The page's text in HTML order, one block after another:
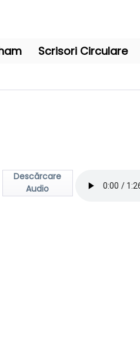
Scrisori Circulare
Descărcare
Audio